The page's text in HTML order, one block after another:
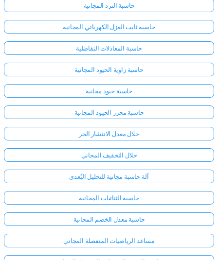
حاسبة النرد المجانية
حاسبة ثابت العزل الكهربائي المجانية
حاسبة المعادلات التفاضلية
حاسبة زاوية الحيود المجانية
حاسبة حيود مجانية
حاسبة محزز الحيود المجانية
حلال معدل الانتشار الحر
حلال التخفيف المجاني
آلة حاسبة مجانية للتحليل البُعدي
حاسبة الثنائيات المجانية
حاسبة معدل الخصم المجانية
مساعد الرياضيات المنفصلة المجاني